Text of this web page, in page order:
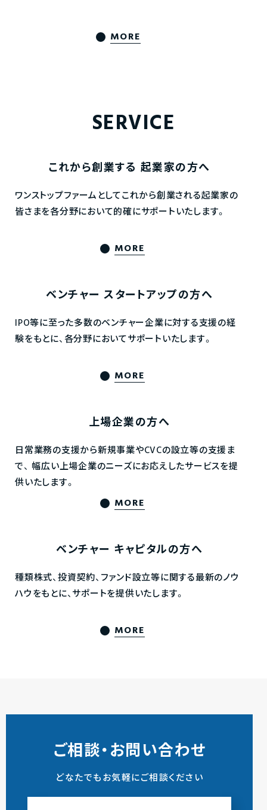
MORE
SERVICE
これから創業する 起業家の方へ
ワンストップファームとしてこれから創業される起業家の
皆さまを各分野において的確にサポートいたします。
MORE
ベンチャー スタートアップの方へ
IPO等に至った多数のベンチャー企業に対する支援の経
験をもとに、各分野においてサポートいたします。
MORE
上場企業の方へ
日常業務の支援から新規事業やCVCの設立等の支援ま
で、 幅広い上場企業のニーズにお応えしたサービスを提
供いたします。
MORE
ベンチャー キャピタルの方へ
種類株式、投資契約、ファンド設立等に関する最新のノウ
ハウをもとに、サポートを提供いたします。
MORE
ご相談・お問い合わせ
どなたでもお気軽にご相談ください